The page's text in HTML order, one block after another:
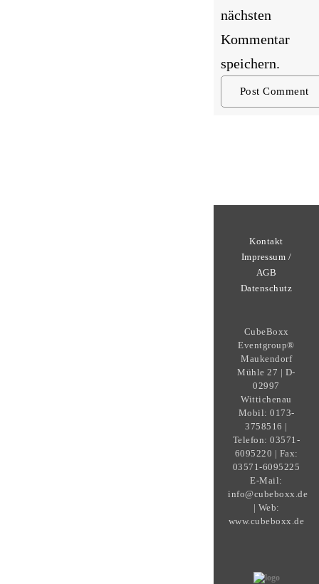
nächsten
Kommentar
speichern.
Kontakt
Impressum /
AGB
Datenschutz
CubeBoxx
Eventgroup®
Maukendorf
Mühle 27 | D-
02997
Wittichenau
Mobil: 0173-
3758516 |
Telefon: 03571-
6095220 | Fax:
03571-6095225
E-Mail:
info@cubeboxx.de
| Web:
www.cubeboxx.de